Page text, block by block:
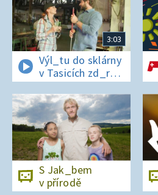
3:03
Výl_tu do sklárny
v Tasicích zd_r
a Čern_bílovi
zm_r!
S Jak_bem
v přírodě